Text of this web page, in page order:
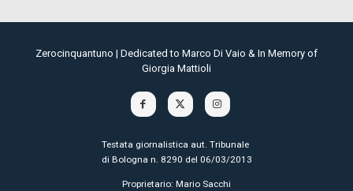
Zerocinquantuno | Dedicated to Marco Di Vaio & In Memory of
Giorgia Mattioli
Testata giornalistica aut. Tribunale
di Bologna n. 8290 del 06/03/2013
Proprietario: Mario Sacchi